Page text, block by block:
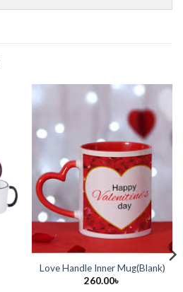
Love Handle Inner Mug(Blank)
260.00৳